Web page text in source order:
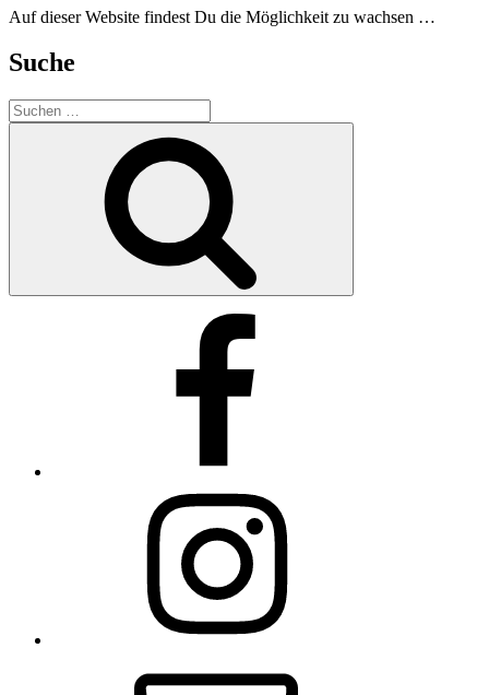
Auf dieser Website findest Du die Möglichkeit zu wachsen …
Suche
Suchen
nach: